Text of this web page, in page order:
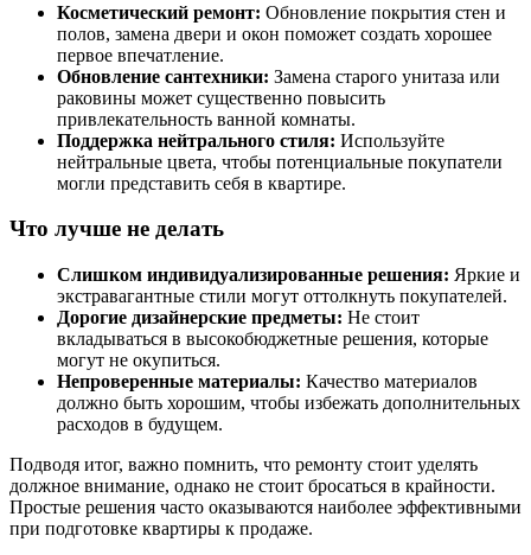
Косметический ремонт: Обновление покрытия стен и
полов, замена двери и окон поможет создать хорошее
первое впечатление.
Обновление сантехники: Замена старого унитаза или
раковины может существенно повысить
привлекательность ванной комнаты.
Поддержка нейтрального стиля: Используйте
нейтральные цвета, чтобы потенциальные покупатели
могли представить себя в квартире.
Что лучше не делать
Слишком индивидуализированные решения: Яркие и
экстравагантные стили могут оттолкнуть покупателей.
Дорогие дизайнерские предметы: Не стоит
вкладываться в высокобюджетные решения, которые
могут не окупиться.
Непроверенные материалы: Качество материалов
должно быть хорошим, чтобы избежать дополнительных
расходов в будущем.
Подводя итог, важно помнить, что ремонту стоит уделять
должное внимание, однако не стоит бросаться в крайности.
Простые решения часто оказываются наиболее эффективными
при подготовке квартиры к продаже.